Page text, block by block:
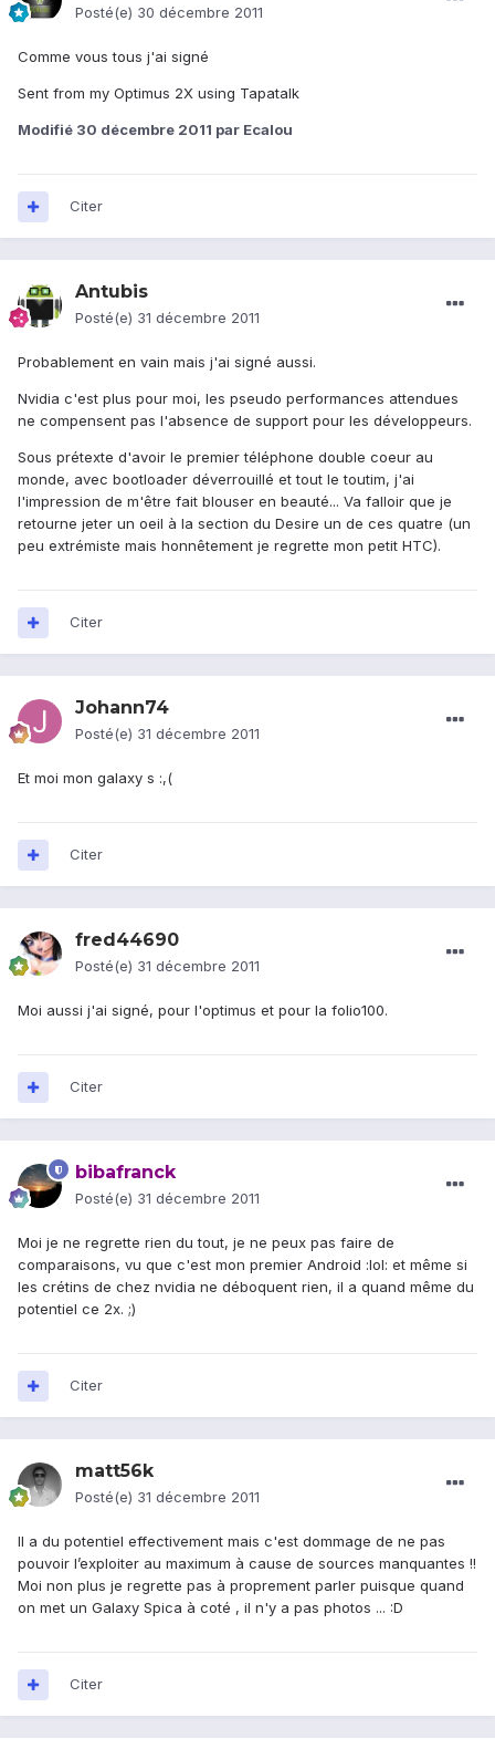
Posté(e) 30 décembre 2011
Comme vous tous j'ai signé
Sent from my Optimus 2X using Tapatalk
Modifié 30 décembre 2011 par Ecalou
Citer
Antubis
Posté(e) 31 décembre 2011
Probablement en vain mais j'ai signé aussi.
Nvidia c'est plus pour moi, les pseudo performances attendues
ne compensent pas l'absence de support pour les développeurs.
Sous prétexte d'avoir le premier téléphone double coeur au
monde, avec bootloader déverrouillé et tout le toutim, j'ai
l'impression de m'être fait blouser en beauté... Va falloir que je
retourne jeter un oeil à la section du Desire un de ces quatre (un
peu extrémiste mais honnêtement je regrette mon petit HTC).
Citer
Johann74
Posté(e) 31 décembre 2011
Et moi mon galaxy s :,(
Citer
fred44690
Posté(e) 31 décembre 2011
Moi aussi j'ai signé, pour l'optimus et pour la folio100.
Citer
bibafranck
Posté(e) 31 décembre 2011
Moi je ne regrette rien du tout, je ne peux pas faire de
comparaisons, vu que c'est mon premier Android :lol: et même si
les crétins de chez nvidia ne déboquent rien, il a quand même du
potentiel ce 2x. ;)
Citer
matt56k
Posté(e) 31 décembre 2011
Il a du potentiel effectivement mais c'est dommage de ne pas
pouvoir l’exploiter au maximum à cause de sources manquantes !!
Moi non plus je regrette pas à proprement parler puisque quand
on met un Galaxy Spica à coté , il n'y a pas photos ... :D
Citer